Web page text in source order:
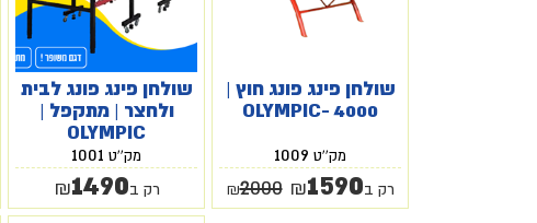
שולחן פינג פונג חוץ |
OLYMPIC- 4000
מק''ט 1009
רק ב ₪1590
₪2000
שולחן פינג פונג לבית
ולחצר | מתקפל |
OLYMPIC
מק''ט 1001
רק ב ₪1490